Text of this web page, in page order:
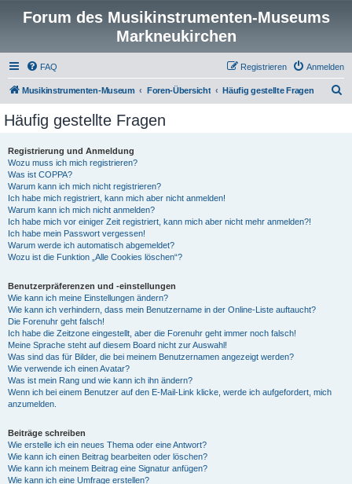
Forum des Musikinstrumenten-Museums
Markneukirchen
FAQ Anmelden
Registrieren
Musikinstrumenten-Museum Foren-Übersicht Häufig gestellte Fragen
Häufig gestellte Fragen
Registrierung und Anmeldung
Wozu muss ich mich registrieren?
Was ist COPPA?
Warum kann ich mich nicht registrieren?
Ich habe mich registriert, kann mich aber nicht anmelden!
Warum kann ich mich nicht anmelden?
Ich habe mich vor einiger Zeit registriert, kann mich aber nicht mehr anmelden?!
Ich habe mein Passwort vergessen!
Warum werde ich automatisch abgemeldet?
Wozu ist die Funktion „Alle Cookies löschen“?
Benutzerpräferenzen und -einstellungen
Wie kann ich meine Einstellungen ändern?
Wie kann ich verhindern, dass mein Benutzername in der Online-Liste auftaucht?
Die Forenuhr geht falsch!
Ich habe die Zeitzone eingestellt, aber die Forenuhr geht immer noch falsch!
Meine Sprache steht auf diesem Board nicht zur Auswahl!
Was sind das für Bilder, die bei meinem Benutzernamen angezeigt werden?
Wie verwende ich einen Avatar?
Was ist mein Rang und wie kann ich ihn ändern?
Wenn ich bei einem Benutzer auf den E-Mail-Link klicke, werde ich aufgefordert, mich
anzumelden.
Beiträge schreiben
Wie erstelle ich ein neues Thema oder eine Antwort?
Wie kann ich einen Beitrag bearbeiten oder löschen?
Wie kann ich meinem Beitrag eine Signatur anfügen?
Wie kann ich eine Umfrage erstellen?